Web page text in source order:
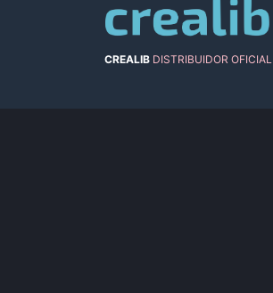
CREALIB DISTRIBUIDOR OFICIAL